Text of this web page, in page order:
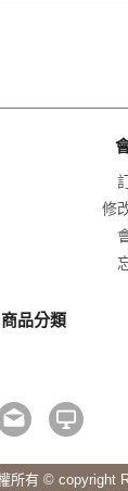
修
商品分類
所有 © copyright